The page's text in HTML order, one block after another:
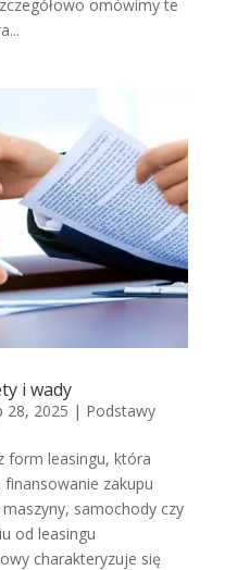
omówimy te
i wady
28, 2025 | Podstawy
form leasingu, która
zakupu
samochody czy
od leasingu
charakteryzuje się